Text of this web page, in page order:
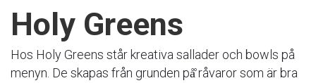
Holy Greens
Hos Holy Greens står kreativa sallader och bowls på
menyn. De skapas från grunden på̊ råvaror som är bra